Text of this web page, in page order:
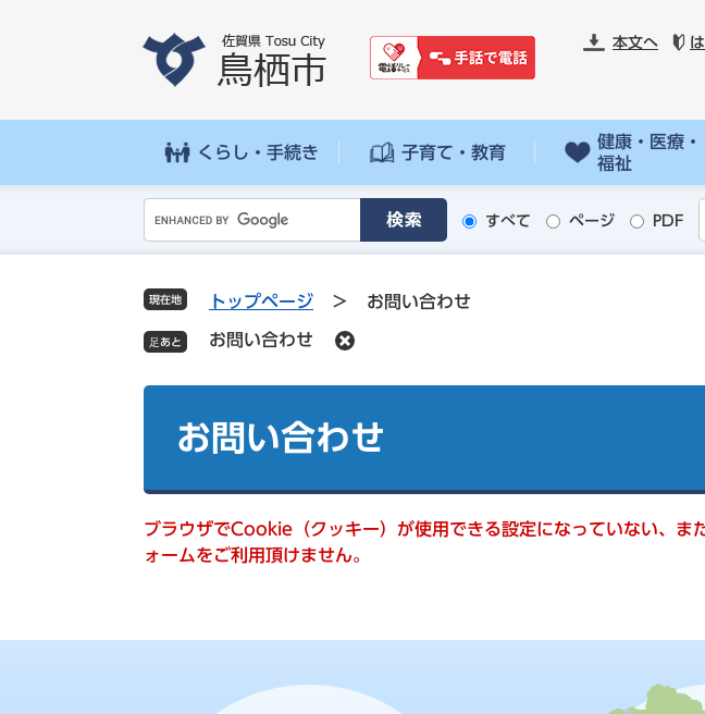
先
を
本文へ
くらし・手続き 子育て・教育
健康・医療・
福祉
o
g
l
e
ス
索
すべて ページ PDF
現在地 トップページ > お問い合わせ
お問い合わせ
お問い合わせ
ブラウザでCookie（クッキー）が使用できる設定になっていない、
ォームをご利用頂けません。